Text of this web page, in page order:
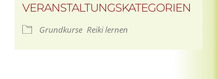
VERANSTALTUNGSKATEGORIEN
Grundkurse Reiki lernen